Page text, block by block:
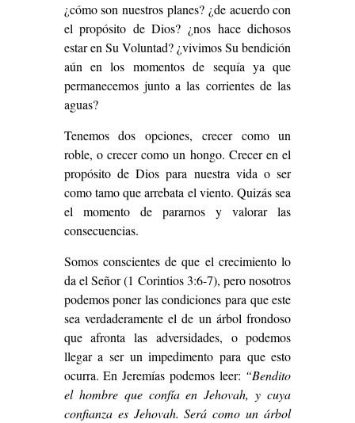
¿cómo son nuestros planes? ¿de acuerdo con
el propósito de Dios? ¿nos hace dichosos
estar en Su Voluntad? ¿vivimos Su bendición
aún en los momentos de sequía ya que
permanecemos junto a las corrientes de las
aguas?
Tenemos dos opciones, crecer como un
roble, o crecer como un hongo. Crecer en el
propósito de Dios para nuestra vida o ser
como tamo que arrebata el viento. Quizás sea
el momento de pararnos y valorar las
consecuencias.
Somos conscientes de que el crecimiento lo
da el Señor (1 Corintios 3:6-7), pero nosotros
podemos poner las condiciones para que este
sea verdaderamente el de un árbol frondoso
que afronta las adversidades, o podemos
llegar a ser un impedimento para que esto
ocurra. En Jeremías podemos leer: “Bendito
el hombre que confía en Jehovah, y cuya
confianza es Jehovah. Será como un árbol